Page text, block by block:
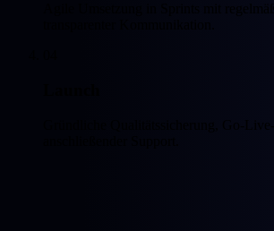
Agile Umsetzung in Sprints mit
Gründliche Qualitätssicherung, Go-